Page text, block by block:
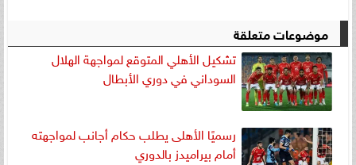
موضوعات متعلقة
تشكيل الأهلي المتوقع لمواجهة الهلال
السوداني في دوري الأبطال
رسميًا الأهلى يطلب حكام أجانب لمواجهته
أمام بيراميدز بالدوري